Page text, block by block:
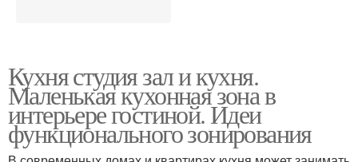
Кухня студия зал и кухня.
Маленькая кухонная зона в
интерьере гостиной. Идеи
функционального зонирования